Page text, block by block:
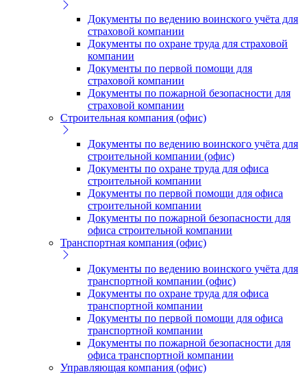
Документы по ведению воинского учёта для
страховой компании
Документы по охране труда для страховой
компании
Документы по первой помощи для
страховой компании
Документы по пожарной безопасности для
страховой компании
Строительная компания (офис)
Документы по ведению воинского учёта для
строительной компании (офис)
Документы по охране труда для офиса
строительной компании
Документы по первой помощи для офиса
строительной компании
Документы по пожарной безопасности для
офиса строительной компании
Транспортная компания (офис)
Документы по ведению воинского учёта для
транспортной компании (офис)
Документы по охране труда для офиса
транспортной компании
Документы по первой помощи для офиса
транспортной компании
Документы по пожарной безопасности для
офиса транспортной компании
Управляющая компания (офис)